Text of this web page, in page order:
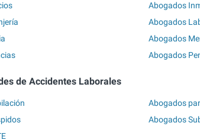
Abogados
Abogados
Abogados
Abogados
de Accidentes Laborales
Abogados
Abogados